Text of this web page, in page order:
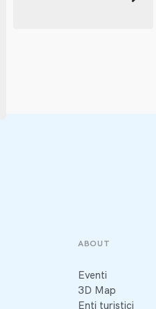
ABOUT
Eventi
3D Map
Enti turistici